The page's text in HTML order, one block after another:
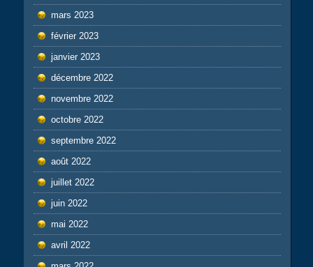
mars 2023
février 2023
janvier 2023
décembre 2022
novembre 2022
octobre 2022
septembre 2022
août 2022
juillet 2022
juin 2022
mai 2022
avril 2022